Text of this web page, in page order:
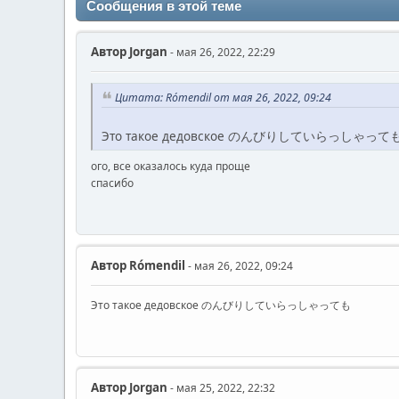
Сообщения в этой теме
Автор Jorgan - мая 26, 2022, 22:29
Цитата: Rómendil от мая 26, 2022, 09:24
Это такое дедовское のんびりしていらっしゃって
ого, все оказалось куда проще
спасибо
Автор Rómendil - мая 26, 2022, 09:24
Это такое дедовское のんびりしていらっしゃっても
Автор Jorgan - мая 25, 2022, 22:32